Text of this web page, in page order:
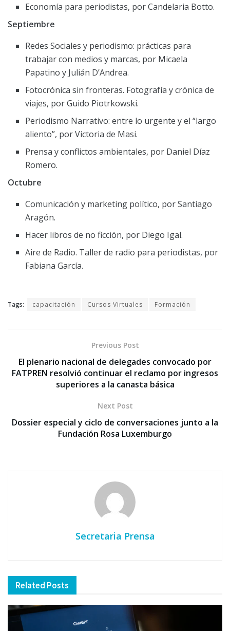
Economía para periodistas, por Candelaria Botto.
Septiembre
Redes Sociales y periodismo: prácticas para
trabajar con medios y marcas, por Micaela
Papatino y Julián D’Andrea.
Fotocrónica sin fronteras. Fotografía y crónica de
viajes, por Guido Piotrkowski.
Periodismo Narrativo: entre lo urgente y el “largo
aliento”, por Victoria de Masi.
Prensa y conflictos ambientales, por Daniel Díaz
Romero.
Octubre
Comunicación y marketing político, por Santiago
Aragón.
Hacer libros de no ficción, por Diego Igal.
Aire de Radio. Taller de radio para periodistas, por
Fabiana García.
Tags: capacitación Cursos Virtuales Formación
Previous Post
El plenario nacional de delegades convocado por
FATPREN resolvió continuar el reclamo por ingresos
superiores a la canasta básica
Next Post
Dossier especial y ciclo de conversaciones junto a la
Fundación Rosa Luxemburgo
Secretaria Prensa
Related Posts